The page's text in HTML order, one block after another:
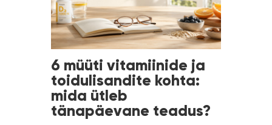
6 müüti vitamiinide ja
toidulisandite kohta:
mida ütleb
tänapäevane teadus?